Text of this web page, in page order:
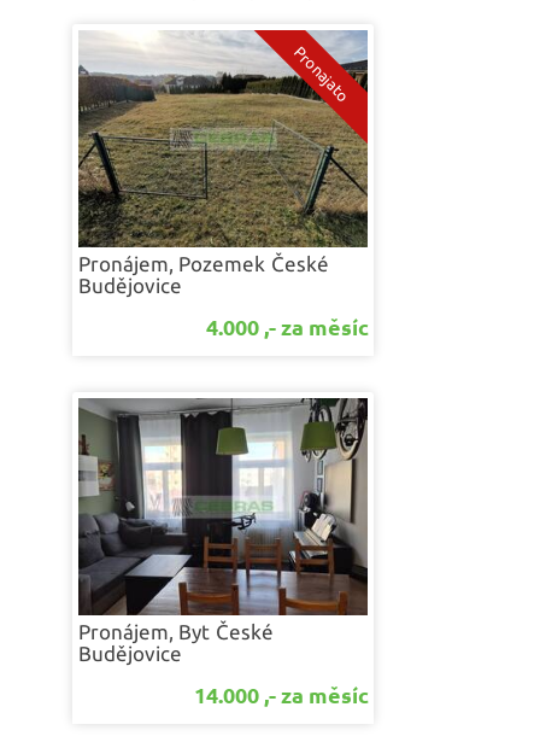
Pronájem, Pozemek České
Budějovice
4.000 ,- za měsíc
Pronájem, Byt České
Budějovice
14.000 ,- za měsíc